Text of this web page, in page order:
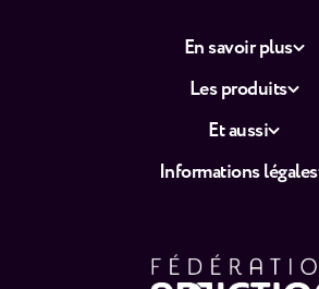
En savoir plus
Les produits
Et aussi
Informations légales